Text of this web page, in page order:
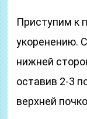
Приступим к
укоренению.
нижней
оставив 2-3
верхней